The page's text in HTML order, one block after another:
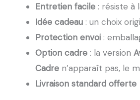
Entretien facile : résiste à
Idée cadeau : un choix
Protection envoi :
Option cadre : la version
Cadre n’apparaît pas, le
Livraison standard offerte